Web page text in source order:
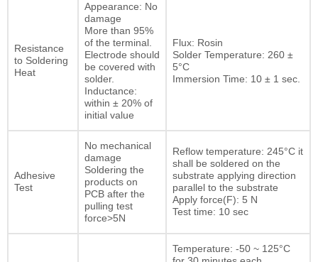
Resistance
to Soldering
Heat
Appearance: No
damage
More than 95%
of the terminal.
Electrode should
be covered with
solder.
Inductance:
within ± 20% of
initial value
Flux: Rosin
Solder Temperature: 260 ±
5°C
Immersion Time: 10 ± 1 sec.
Adhesive
Test
No mechanical
damage
Soldering the
products on
PCB after the
pulling test
force>5N
Reflow temperature: 245°C it
shall be soldered on the
substrate applying direction
parallel to the substrate
Apply force(F): 5 N
Test time: 10 sec
Temperature: -50 ~ 125°C